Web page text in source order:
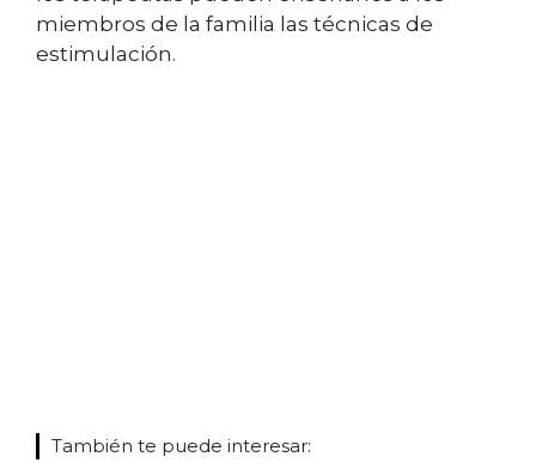
miembros de la familia las técnicas de
estimulación.
También te puede interesar: